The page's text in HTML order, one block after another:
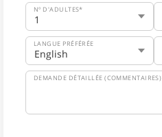
Nº D'ADULTES*
LANGUE PRÉFÉRÉE
DEMANDE DÉTAILLÉE (COMMENTAIRES)